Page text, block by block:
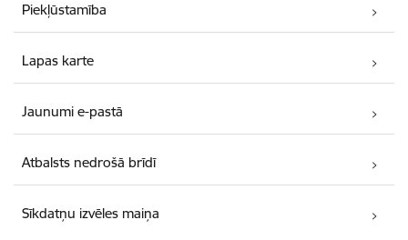
Piekļūstamība
Lapas karte
Jaunumi e-pastā
Atbalsts nedrošā brīdī
Sīkdatņu izvēles maiņa